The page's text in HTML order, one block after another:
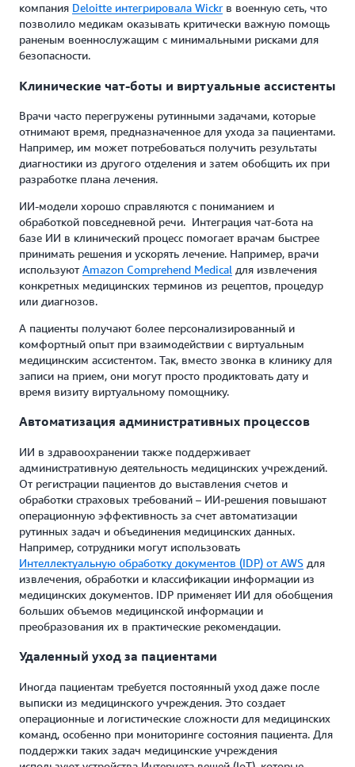
компания Deloitte интегрировала Wickr в военную сеть, что
позволило медикам оказывать критически важную помощь
раненым военнослужащим с минимальными рисками для
безопасности.
Клинические чат-боты и виртуальные ассистенты
Врачи часто перегружены рутинными задачами, которые
отнимают время, предназначенное для ухода за пациентами.
Например, им может потребоваться получить результаты
диагностики из другого отделения и затем обобщить их при
разработке плана лечения.
ИИ-модели хорошо справляются с пониманием и
обработкой повседневной речи. Интеграция чат-бота на
базе ИИ в клинический процесс помогает врачам быстрее
принимать решения и ускорять лечение. Например, врачи
используют Amazon Comprehend Medical для извлечения
конкретных медицинских терминов из рецептов, процедур
или диагнозов.
А пациенты получают более персонализированный и
комфортный опыт при взаимодействии с виртуальным
медицинским ассистентом. Так, вместо звонка в клинику для
записи на прием, они могут просто продиктовать дату и
время визиту виртуальному помощнику.
Автоматизация административных процессов
ИИ в здравоохранении также поддерживает
административную деятельность медицинских учреждений.
От регистрации пациентов до выставления счетов и
обработки страховых требований – ИИ-решения повышают
операционную эффективность за счет автоматизации
рутинных задач и объединения медицинских данных.
Например, сотрудники могут использовать
Интеллектуальную обработку документов (IDP) от AWS для
извлечения, обработки и классификации информации из
медицинских документов. IDP применяет ИИ для обобщения
больших объемов медицинской информации и
преобразования их в практические рекомендации.
Удаленный уход за пациентами
Иногда пациентам требуется постоянный уход даже после
выписки из медицинского учреждения. Это создает
операционные и логистические сложности для медицинских
команд, особенно при мониторинге состояния пациента. Для
поддержки таких задач медицинские учреждения